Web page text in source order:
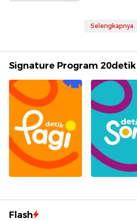
Selengkapnya
Signature Program 20detik
Flash